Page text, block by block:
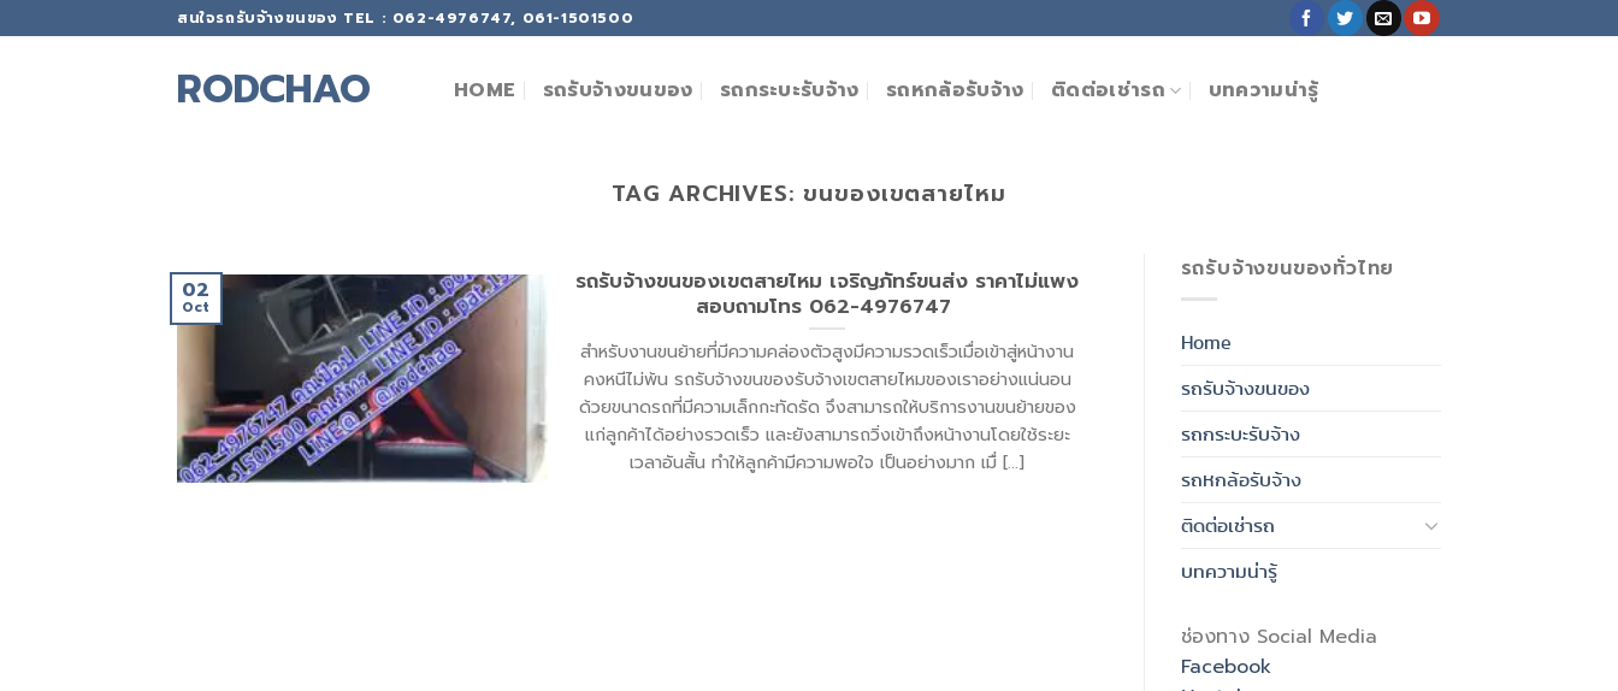
to
สนใจรถรับจ้างขนของ TEL : 062-4976747, 061-1501500
RODCHAO HOME รถรับจ้างขนของ รถกระบะรับจ้าง รถหกล้อรับจ้าง ติดต่อเช่ารถ บทความน่ารู้
TAG ARCHIVES: ขนของเขตสายไหม
รถรับจ้างขนของเขตสายไหม เจริญภัทร์ขนส่ง ราคาไม่แพง
สอบถามโทร 062-4976747
สำหรับงานขนย้ายที่มีความคล่องตัวสูงมีความรวดเร็วเมื่อเข้าสู่หน้างาน
คงหนีไม่พ้น รถรับจ้างขนของรับจ้างเขตสายไหมของเราอย่างแน่นอน
ด้วยขนาดรถที่มีความเล็กกะทัดรัด จึงสามารถให้บริการงานขนย้ายของ
แก่ลูกค้าได้อย่างรวดเร็ว และยังสามารถวิ่งเข้าถึงหน้างานโดยใช้ระยะ
เวลาอันสั้น ทำให้ลูกค้ามีความพอใจ เป็นอย่างมาก เมื่ [...]
02
Oct
รถรับจ้างขนของทั่วไทย
Home
รถรับจ้างขนของ
รถกระบะรับจ้าง
รถหกล้อรับจ้าง
ติดต่อเช่ารถ
บทความน่ารู้
ช่องทาง Social Media
Facebook